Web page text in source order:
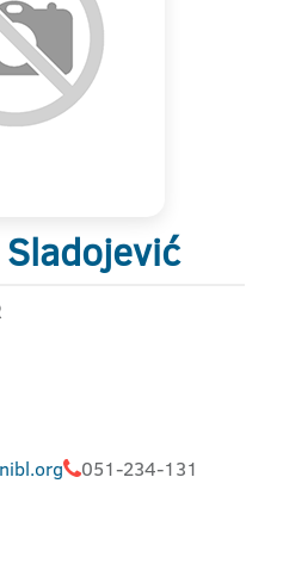
051-234-131